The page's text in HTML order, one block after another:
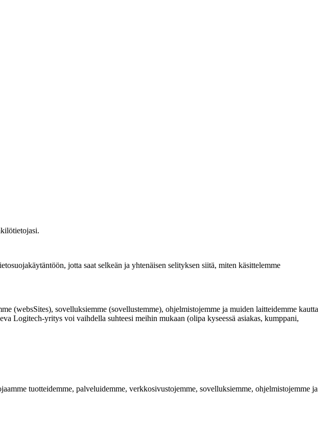
jotta saat selkeän ja yhtenäisen selityksen siitä, miten käsittelemme
(websSites), sovelluksiemme (sovellustemme), ohjelmistojemme ja muiden laitteidemme kautta
Logitech-yritys voi vaihdella suhteesi meihin mukaan (olipa kyseessä asiakas, kumppani,
tuotteidemme, palveluidemme, verkkosivustojemme, sovelluksiemme, ohjelmistojemme ja